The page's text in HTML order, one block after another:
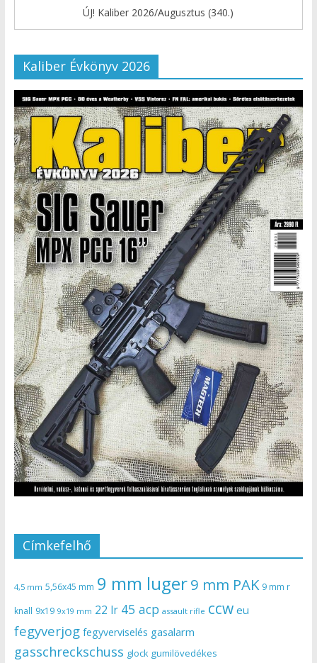
ÚJ! Kaliber 2026/Augusztus (340.)
Kaliber Évkönyv 2026
Címkefelhő
4,5 mm 5,56x45 mm 9 mm luger9 mm PAK 9 mm r
knall 9x19 9x19 mm 22 lr 45 acp assault rifle ccw eu
fegyverjog fegyverviselés gasalarm
gasschreckschuss glock gumilövedékes